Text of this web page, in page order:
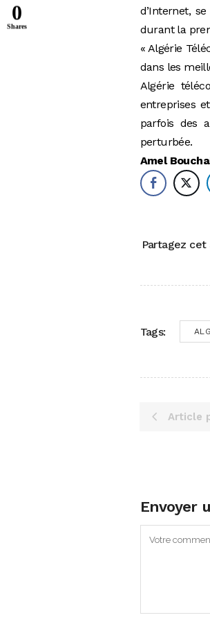
d’Internet,
durant la
« Algérie
dans les
Algérie
entreprises
parfois des
perturbée.
Amel
Partagez cet
Tags:
Article
Envoyer
0
Shares